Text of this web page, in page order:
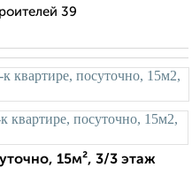
39
15м², 3/3 этаж